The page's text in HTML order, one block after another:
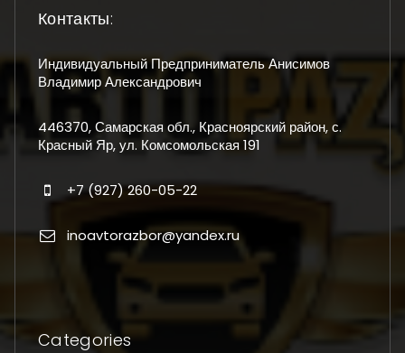
Контакты:
Индивидуальный Предприниматель Анисимов
Владимир Александрович
446370, Самарская обл., Красноярский район, с.
Красный Яр, ул. Комсомольская 191
+7 (927) 260-05-22
inoavtorazbor@yandex.ru
Categories